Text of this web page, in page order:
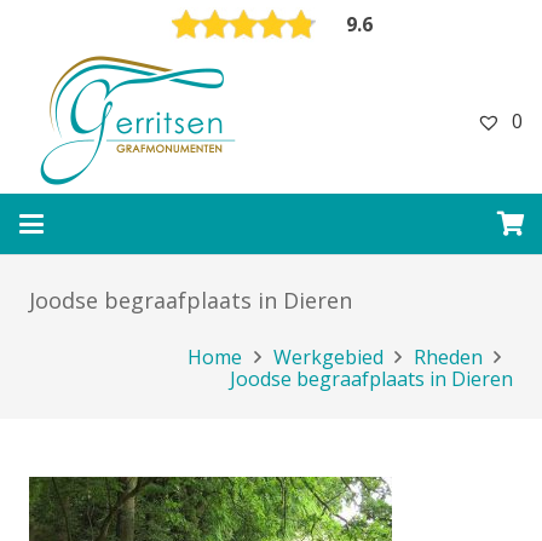
9.6
0
Joodse begraafplaats in Dieren
Home Werkgebied
Rheden
Joodse begraafplaats in Dieren